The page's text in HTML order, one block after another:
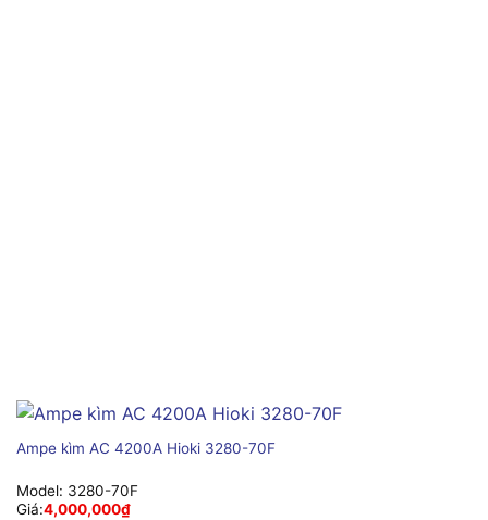
Ampe kìm AC 4200A Hioki 3280-70F
Model: 3280-70F
Giá:4,000,000₫